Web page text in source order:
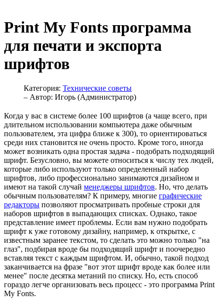
Print My Fonts программа
для печати и экспорта
шрифтов
Категория: Технические советы
– Автор: Игорь (Администратор)
Когда у вас в системе более 100 шрифтов (а чаще всего, при
длительном использовании компьютера даже обычным
пользователем, эта цифра ближе к 300), то ориентироваться
среди них становится не очень просто. Кроме того, иногда
может возникать одна простая задача - подобрать подходящий
шрифт. Безусловно, вы можете относиться к числу тех людей,
которые либо используют только определенный набор
шрифтов, либо профессионально занимаются дизайном и
имеют на такой случай менеджеры шрифтов. Но, что делать
обычным пользователям? К примеру, многие графические
редакторы позволяют просматривать пробные строки для
наборов шрифтов в выпадающих списках. Однако, такое
представление имеет проблемы. Если вам нужно подобрать
шрифт к уже готовому дизайну, например, к открытке, с
известным заранее текстом, то сделать это можно только "на
глаз", подбирая вроде бы подходящий шрифт и поочередно
вставляя текст с каждым шрифтом. И, обычно, такой подход
заканчивается на фразе "вот этот шрифт вроде как более или
менее" после десятка метаний по списку. Но, есть способ
гораздо легче организовать весь процесс - это программа Print
My Fonts.